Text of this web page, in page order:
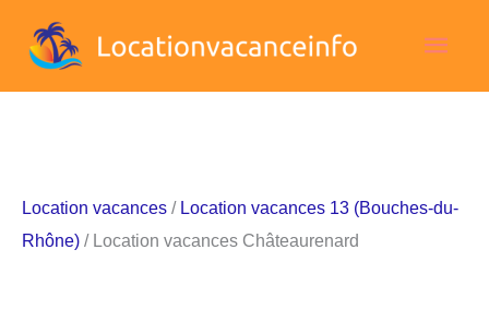
Location vacances / Location vacances 13 (Bouches-du-
Rhône) / Location vacances Châteaurenard